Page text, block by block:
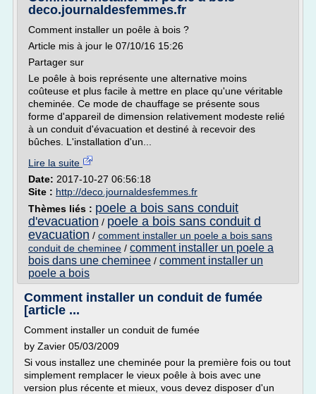
deco.journaldesfemmes.fr
Comment installer un poêle à bois ?
Article mis à jour le 07/10/16 15:26
Partager sur
Le poêle à bois représente une alternative moins
coûteuse et plus facile à mettre en place qu'une véritable
cheminée. Ce mode de chauffage se présente sous
forme d'appareil de dimension relativement modeste relié
à un conduit d'évacuation et destiné à recevoir des
bûches. L'installation d'un...
Lire la suite
Date: 2017-10-27 06:56:18
Site : http://deco.journaldesfemmes.fr
Thèmes liés : poele a bois sans conduit
d'evacuation / poele a bois sans conduit d
evacuation / comment installer un poele a bois sans
conduit de cheminee / comment installer un poele a
bois dans une cheminee / comment installer un
poele a bois
Comment installer un conduit de fumée
[article ...
Comment installer un conduit de fumée
by Zavier 05/03/2009
Si vous installez une cheminée pour la première fois ou tout
simplement remplacer le vieux poêle à bois avec une
version plus récente et mieux, vous devez disposer d'un